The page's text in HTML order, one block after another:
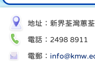
地址：新界荃灣蕙
電話：2498 8911
電郵：